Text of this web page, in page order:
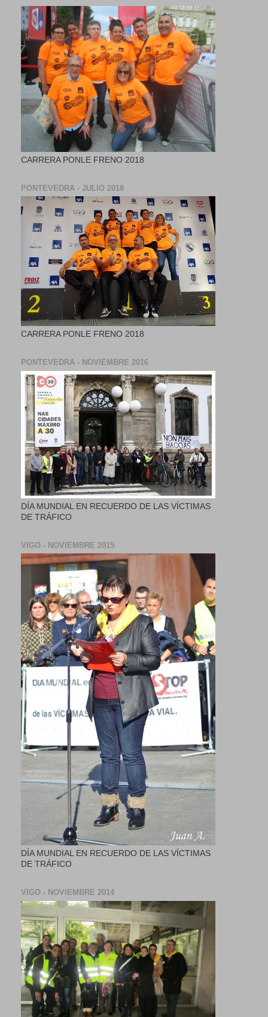
CARRERA PONLE FRENO 2018
PONTEVEDRA - JULIO 2018
CARRERA PONLE FRENO 2018
PONTEVEDRA - NOVIEMBRE 2016
DÍA MUNDIAL EN RECUERDO DE LAS VÍCTIMAS
DE TRÁFICO
VIGO - NOVIEMBRE 2015
DÍA MUNDIAL EN RECUERDO DE LAS VÍCTIMAS
DE TRÁFICO
VIGO - NOVIEMBRE 2014